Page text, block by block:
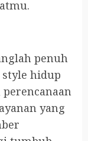
penuh
hidup
yang